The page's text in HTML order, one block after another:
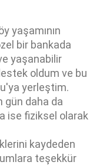
yaşamının
bir bankada
yaşanabilir
oldum ve bu
yerleştim.
gün daha da
ise fiziksel olarak
kaydeden
teşekkür